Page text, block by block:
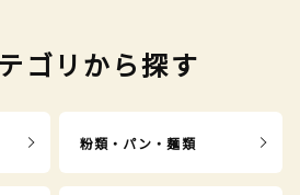
ゴリから探す
粉類・パン・麺類